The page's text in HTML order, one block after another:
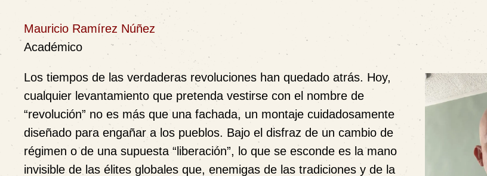
Mauricio Ramírez Núñez
Académico
Los tiempos de las verdaderas revoluciones han quedado atrás. Hoy,
cualquier levantamiento que pretenda vestirse con el nombre de
“revolución” no es más que una fachada, un montaje cuidadosamente
diseñado para engañar a los pueblos. Bajo el disfraz de un cambio de
régimen o de una supuesta “liberación”, lo que se esconde es la mano
invisible de las élites globales que, enemigas de las tradiciones y de la